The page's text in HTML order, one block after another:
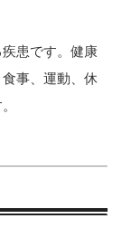
患です。健康
事、運動、休